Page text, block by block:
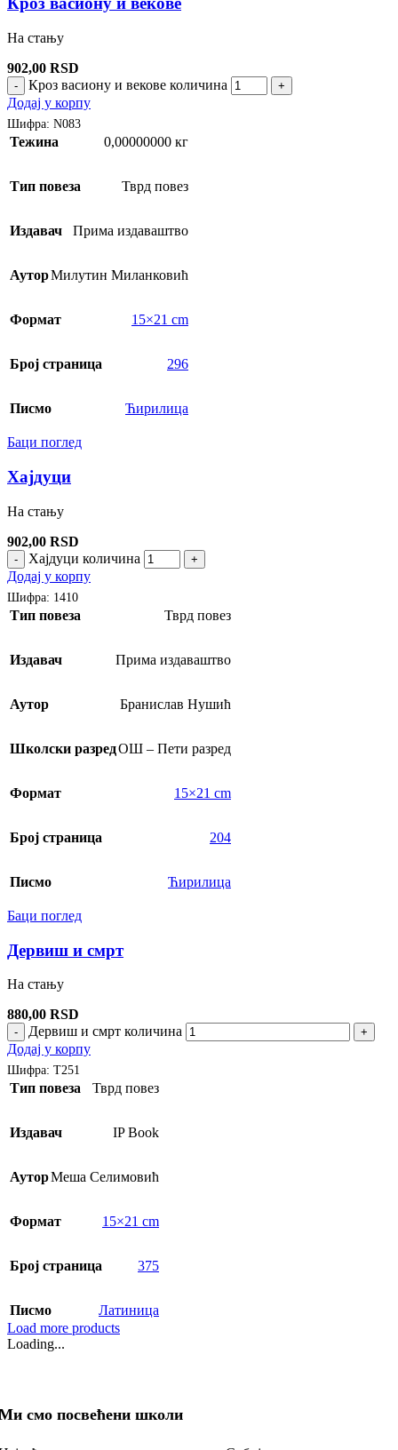
На стању
902,00 RSD
- Кроз васиону и векове количина +
Додај у корпу
Шифра: N083
Тежина 0,00000000 кг
Тип повеза Тврд повез
Издавач Прима издаваштво
АуторМилутин Миланковић
Формат 15×21 cm
Број страница 296
Писмо Ћирилица
Баци поглед
Хајдуци
На стању
902,00 RSD
- Хајдуци количина +
Додај у корпу
Шифра: 1410
Тип повеза Тврд повез
Издавач Прима издаваштво
Аутор Бранислав Нушић
Школски разредОШ – Пети разред
Формат 15×21 cm
Број страница 204
Писмо Ћирилица
Баци поглед
Дервиш и смрт
На стању
880,00 RSD
- Дервиш и смрт количина +
Додај у корпу
Шифра: Т251
Тип повеза Тврд повез
Издавач IP Book
АуторМеша Селимовић
Формат 15×21 cm
Број страница 375
Писмо
Латиница
Load more products
Loading...
смо посвећени школи